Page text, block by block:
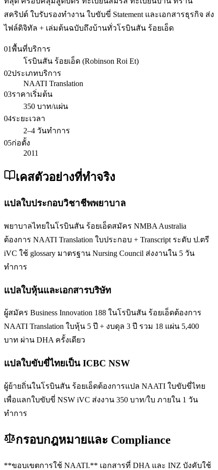
สคริปต์ ใบรับรองทำงาน ใบขับขี่ Statement และเอกสารธุรกิจ ส่ง
ไฟล์ดิจิทัล + เล่มต้นฉบับถึงบ้านทั่วโรบินสัน ร้อยเอ็ด
01พื้นที่บริการ
โรบินสัน ร้อยเอ็ด (Robinson Roi Et)
02ประเภทบริการ
NAATI Translation
03ราคาเริ่มต้น
350 บาท/แผ่น
04ระยะเวลา
2–4 วันทำการ
05ก่อตั้ง
2011
เคสตัวอย่างที่ทำจริง
แปลใบประกอบวิชาชีพพยาบาล
พยาบาลไทยในโรบินสัน ร้อยเอ็ดสมัคร NMBA Australia
ต้องการ NAATI Translation ใบประกอบ + Transcript ระดับ ป.ตรี
iVC ใช้ glossary มาตรฐาน Nursing Council ส่งงานใน 5 วัน
ทำการ
แปลใบหุ้นและเอกสารบริษัท
ผู้สมัคร Business Innovation 188 ในโรบินสัน ร้อยเอ็ดต้องการ
NAATI Translation ใบหุ้น 5 ปี + งบดุล 3 ปี รวม 18 แผ่น 5,400
บาท ผ่าน DHA ครั้งเดียว
แปลใบขับขี่ไทยเป็น ICBC NSW
ผู้ย้ายถิ่นในโรบินสัน ร้อยเอ็ดต้องการแปล NAATI ใบขับขี่ไทย
เพื่อแลกใบขับขี่ NSW iVC ส่งงาน 350 บาท/ใบ ภายใน 1 วัน
ทำการ
กรอบกฎหมายและ Compliance
**ขอบเขตการใช้ NAATI.** เอกสารที่ DHA และ INZ บังคับใช้